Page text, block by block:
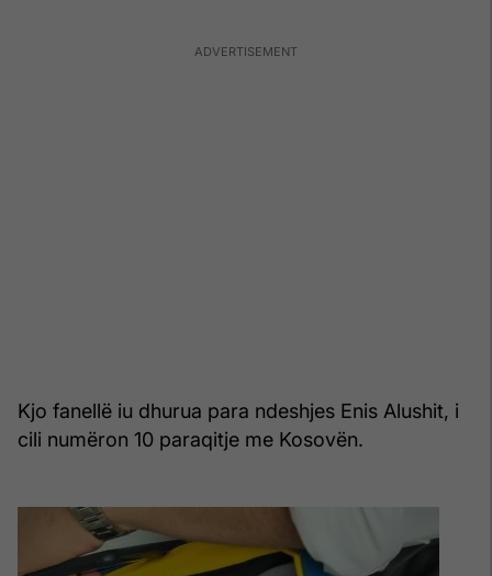
Kjo fanellë iu dhurua para ndeshjes Enis Alushit, i
cili numëron 10 paraqitje me Kosovën.